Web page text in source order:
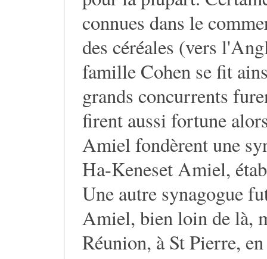
connues dans le
des céréales (vers
famille Cohen se fit
grands concurrents
firent aussi fortune
Amiel fondèrent une
Ha-Keneset Amiel,
Une autre synagogue
Amiel, bien loin de là,
Réunion, à St Pierre,